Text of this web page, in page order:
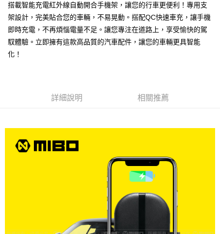
運送方式
全家取貨付款
每筆NT$60，滿NT$699(含以上)免運費
每筆NT$60，滿NT$699(含以上)免運費
每筆NT$60，滿NT$699(含以上)免運費
搭載智能充電紅外線自動開合手機架，讓您的行車更便利！專用支
架設計，完美貼合您的車輛，不易晃動。搭配QC快速車充，讓手機
即時充電，不再煩惱電量不足。讓您專注在道路上，享受愉快的駕
馭體驗。立即擁有這款高品質的汽車配件，讓您的車輛更具智能
化！
詳細說明 相關推薦